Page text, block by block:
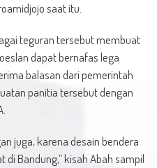
saat itu.
teguran tersebut membuat
dapat bernafas lega
balasan dari pemerintah
panitia tersebut dengan
juga, karena desain bendera
Bandung,” kisah Abah sampil